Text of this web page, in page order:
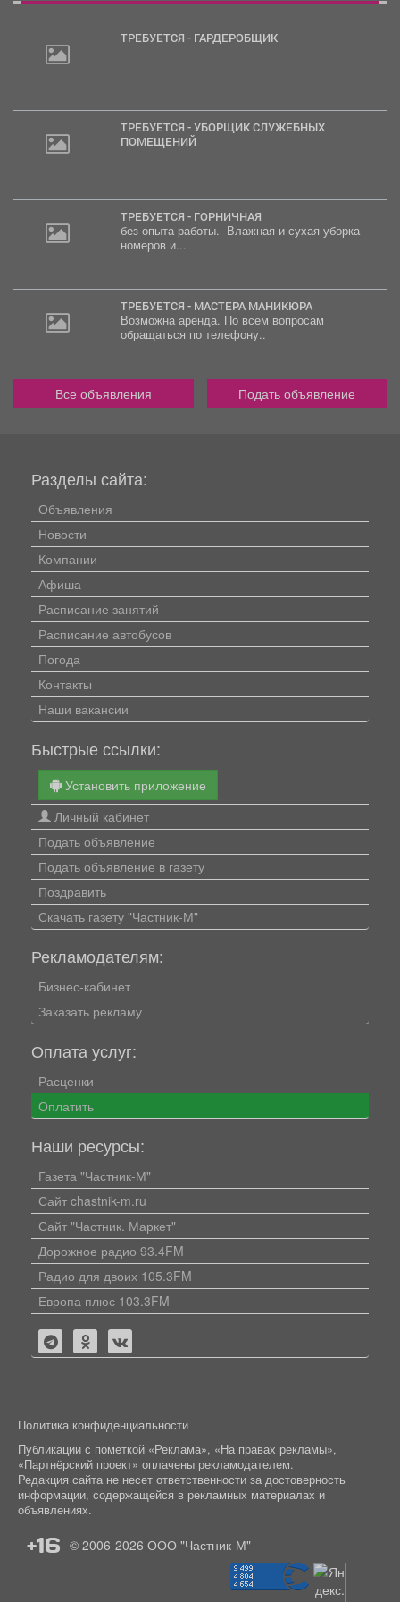
ТРЕБУЕТСЯ - ГАРДЕРОБЩИК
ТРЕБУЕТСЯ - УБОРЩИК СЛУЖЕБНЫХ
ПОМЕЩЕНИЙ
ТРЕБУЕТСЯ - ГОРНИЧНАЯ
без опыта работы. -Влажная и сухая уборка
номеров и...
ТРЕБУЕТСЯ - МАСТЕРА МАНИКЮРА
Возможна аренда. По всем вопросам
обращаться по телефону..
Все объявления Подать объявление
Разделы сайта:
Объявления
Новости
Компании
Афиша
Расписание занятий
Расписание автобусов
Погода
Контакты
Наши вакансии
Быстрые ссылки:
Установить приложение
Личный кабинет
Подать объявление
Подать объявление в газету
Поздравить
Скачать газету "Частник-М"
Рекламодателям:
Бизнес-кабинет
Заказать рекламу
Оплата услуг:
Расценки
Оплатить
Наши ресурсы:
Газета "Частник-М"
Сайт chastnik-m.ru
Сайт "Частник. Маркет"
Дорожное радио 93.4FM
Радио для двоих 105.3FM
Европа плюс 103.3FM
Политика конфиденциальности
Публикации с пометкой «Реклама», «На правах рекламы»,
«Партнёрский проект» оплачены рекламодателем.
Редакция сайта не несет ответственности за достоверность
информации, содержащейся в рекламных материалах и
объявлениях.
+16 © 2006-2026 ООО "Частник-М"